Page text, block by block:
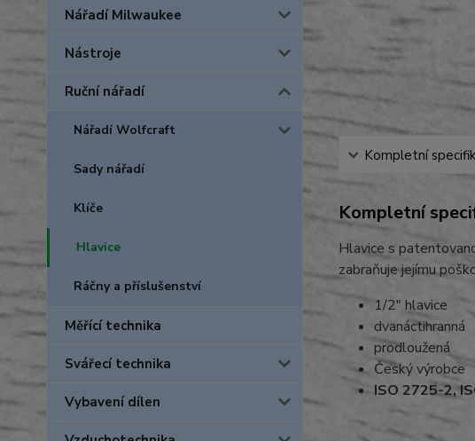
Nářadí Milwaukee
Nástroje
Ruční nářadí
Nářadí Wolfcraft
Sady nářadí
Klíče
Hlavice
Ráčny a příslušenství
Měřící technika
Svářecí technika
Vybavení dílen
Kompletní
Kompletní
Hlavice s
zabraňuje jejímu
1/2" hlavice
dvanáctihranná
prodloužená
Český výrobce
ISO 2725-2,